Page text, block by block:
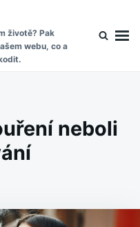
životě? Pak
webu, co a
neboli